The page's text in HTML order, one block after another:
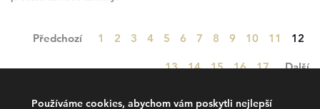
Předchozí Strana
1 Strana
2 Strana
3 Strana
4 Strana
5 Strana
6 Strana
7 Strana
8 Strana
9 Strana
10 Strana
11 12
Strana
13 Strana
14 Strana
15 Strana
16 Strana
17 Další
Používáme cookies, abychom vám poskytli nejlepší